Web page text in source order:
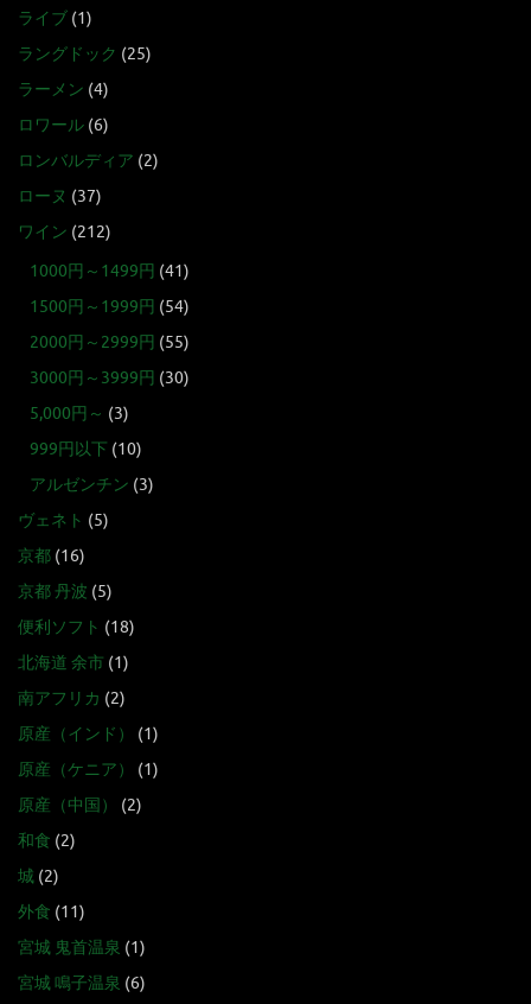
ライブ (1)
ラングドック (25)
ラーメン (4)
ロワール (6)
ロンバルディア (2)
ローヌ (37)
ワイン (212)
1000円～1499円 (41)
1500円～1999円 (54)
2000円～2999円 (55)
3000円～3999円 (30)
5,000円～ (3)
999円以下 (10)
アルゼンチン (3)
ヴェネト (5)
京都 (16)
京都 丹波 (5)
便利ソフト (18)
北海道 余市 (1)
南アフリカ (2)
原産（インド）
(1)
原産（ケニア）
(1)
原産（中国）
(2)
和食 (2)
城 (2)
外食 (11)
宮城 鬼首温泉 (1)
宮城 鳴子温泉 (6)